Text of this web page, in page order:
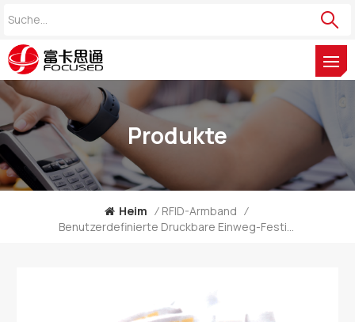
Produkte
Heim / RFID-Armband /
Benutzerdefinierte Druckbare Einweg-Festival-13,56-MHz-RFID-Webarmbandfabrik